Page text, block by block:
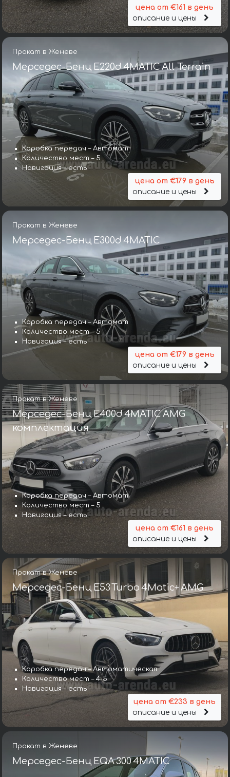
цена от €161 в день
описание и цены
Прокат в Женеве
Мерседес-Бенц E220d 4MATIC All-Terrain
Коробка передач – Автомат
Количество мест – 5
Навигация – есть
цена от €179 в день
описание и цены
Прокат в Женеве
Мерседес-Бенц E300d 4MATIC
Коробка передач – Автомат
Количество мест – 5
Навигация – есть
цена от €179 в день
описание и цены
Прокат в Женеве
Мерседес-Бенц E400d 4MATIC AMG
комплектация
Коробка передач – Автомат
Количество мест – 5
Навигация – есть
цена от €161 в день
описание и цены
Прокат в Женеве
Мерседес-Бенц E53 Turbo 4Matic+ AMG
Коробка передач – Автоматическая
Количество мест – 4-5
Навигация – есть
цена от €233 в день
описание и цены
Прокат в Женеве
Мерседес-Бенц EQA 300 4MATIC